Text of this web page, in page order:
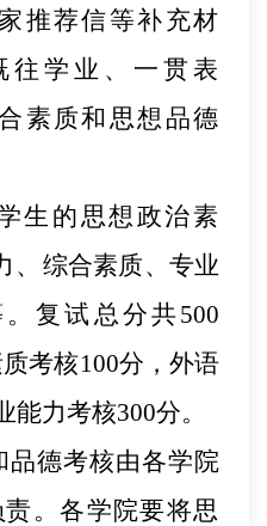
推荐信等补充材
往学业、一贯表
素质和思想品德
生的思想政治素
综合素质、专业
复试总分共500
考核100分，外语
能力考核300分。
品德考核由各学院
责。各学院要将思